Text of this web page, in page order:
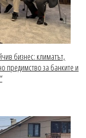
бизнес: климатът,
предимство за банките и